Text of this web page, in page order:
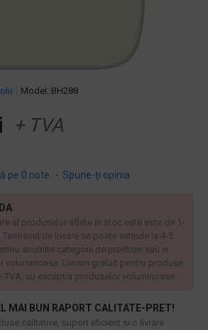
Model: BH288
pe 0 note. - Spune-ţi opinia
+ TVA
MAI BUN RAPORT CALITATE-PRET!
calitative, suport eficient si o livrare
al produselor aflate in stoc este este de 1-
de livrare se poate extinde la 4-5
anumite categorii de produse sau in
voluminoase. Livram gratuit pentru produse
TVA, cu exceptia produselor voluminoase.